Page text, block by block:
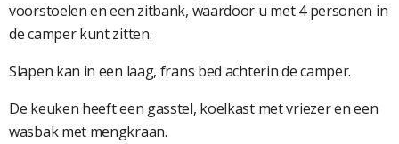
voorstoelen en een zitbank, waardoor u met 4 personen in
de camper kunt zitten.
Slapen kan in een laag, frans bed achterin de camper.
De keuken heeft een gasstel, koelkast met vriezer en een
wasbak met mengkraan.